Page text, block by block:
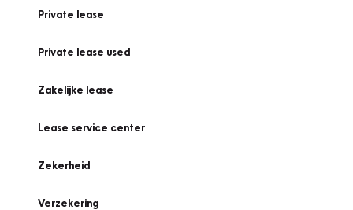
Private lease
Private lease used
Zakelijke lease
Lease service center
Zekerheid
Verzekering